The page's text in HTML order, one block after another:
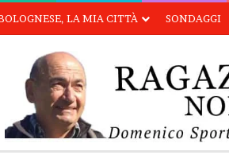
LA MIA CITTÀ SONDAGGI